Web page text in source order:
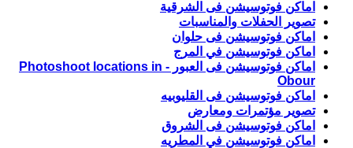
اماكن فوتوسيشن فى الشرقية
تصوير الحفلات والمناسبات
اماكن فوتوسيشن فى حلوان
اماكن فوتوسيشن في المرج
اماكن فوتوسيشن فى العبور - Photoshoot locations in
Obour
اماكن فوتوسيشن فى القليوبيه
تصوير مؤتمرات ومعارض
اماكن فوتوسيشن فى الشروق
اماكن فوتوسيشن في المطريه